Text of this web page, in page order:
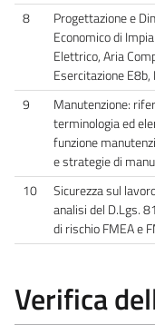
8
Progettazione e
Economico di
Elettrico, Aria
Esercitazione E8b,
9
Manutenzione:
terminologia ed
funzione
e strategie di
10
Sicurezza sul
analisi del D.Lgs.
di rischio FMEA e
Verifica